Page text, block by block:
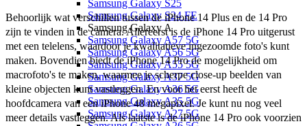
Samsung Galaxy S25
Samsung Galaxy S24 FE
Samsung Galaxy A
Samsung Galaxy A57 5G
Samsung Galaxy A56 5G
Samsung Galaxy A55 5G
Samsung Galaxy A37 5G
Samsung Galaxy A36 5G
Samsung Galaxy A35 5G
Samsung Galaxy A27 5G
Behoorlijk wat verschillen tussen de iPhone 14 Plus en de 14 Pro
zijn te vinden in de camera. Allereerst is de iPhone 14 Pro uitgerust
met een telelens, waardoor je kwalitatieve ingezoomde foto's kunt
maken. Bovendien biedt de iPhone 14 Pro de mogelijkheid om
macrofoto's te maken, waarmee je scherpe close-up beelden van
kleine objecten kunt vastleggen. En voor het eerst heeft de
hoofdcamera van een iPhone 48 megapixel. Je kunt nu nog veel
meer details vastleggen. Als laatste is de iPhone 14 Pro ook voorzien